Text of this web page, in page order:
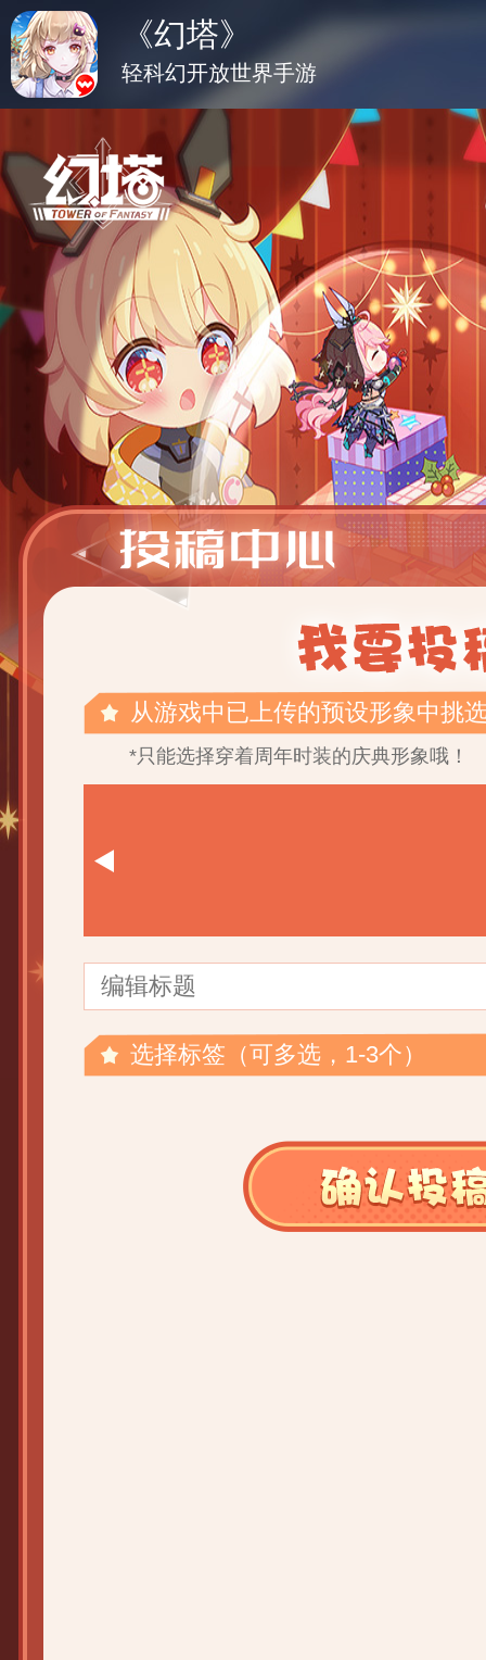
从游戏中已上传的预设形象中挑
*只能选择穿着周年时装的庆典形象哦！
选择标签（可多选，1-3个）
《幻塔》
轻科幻开放世界手游